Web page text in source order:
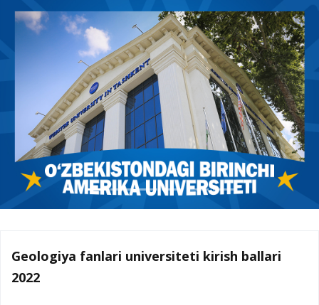
Geologiya fanlari universiteti kirish ballari
2022